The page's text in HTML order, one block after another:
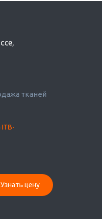
тканей
ITB-
Узнать цену